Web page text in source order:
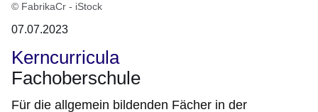
© FabrikaCr - iStock
07.07.2023
Kerncurricula
Fachoberschule
Für die allgemein bildenden Fächer in der